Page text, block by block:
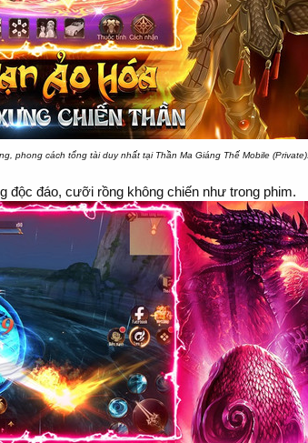
phong cách tổng tài duy nhất tại Thần Ma Giáng Thế Mobile (Private).
độc đáo, cưỡi rồng không chiến như trong phim.